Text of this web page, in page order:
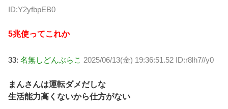
ID:Y2yfbpEB0
5兆使ってこれか
33: 名無しどんぶらこ 2025/06/13(金) 19:36:51.52 ID:r8lh7//y0
まんさんは運転ダメだしな
生活能力高くないから仕方がない